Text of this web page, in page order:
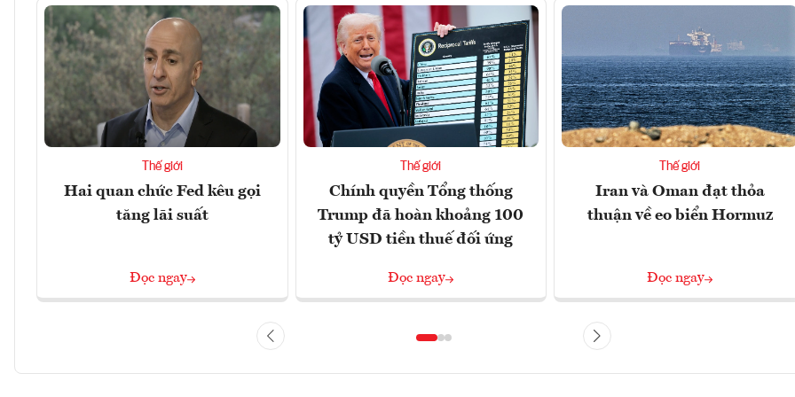
Thế giới
Hai quan chức Fed kêu gọi
tăng lãi suất
Đọc ngay
Thế giới
Chính quyền Tổng thống
Trump đã hoàn khoảng 100
tỷ USD tiền thuế đối ứng
Đọc ngay
Thế giới
Iran và Oman đạt thỏa
thuận về eo biển Hormuz
Đọc ngay